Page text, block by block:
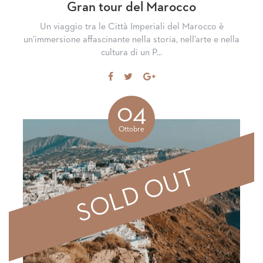
Gran tour del Marocco
Un viaggio tra le Città Imperiali del Marocco è
un’immersione affascinante nella storia, nell’arte e nella
cultura di un P...
Share
Facebook
TweetShare
04
Ottobre
SOLD OUT